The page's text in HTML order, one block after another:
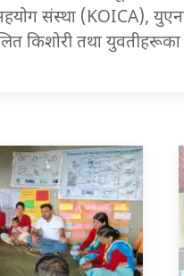
सहयोग संस्था
किशोरी तथा